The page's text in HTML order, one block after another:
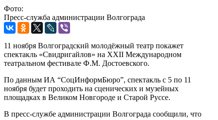
Фото:
Пресс-служба администрации Волгограда
11 ноября Волгоградский молодёжный театр покажет
спектакль «Свидригайлов» на XXII Международном
театральном фестивале Ф.М. Достоевского.
По данным ИА “СоцИнформБюро”, спектакль с 5 по 11
ноября будет проходить на сценических и музейных
площадках в Великом Новгороде и Старой Руссе.
В пресс-службе администрации Волгограда сообщили, что